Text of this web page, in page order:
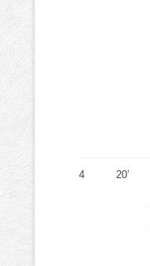
4 20’